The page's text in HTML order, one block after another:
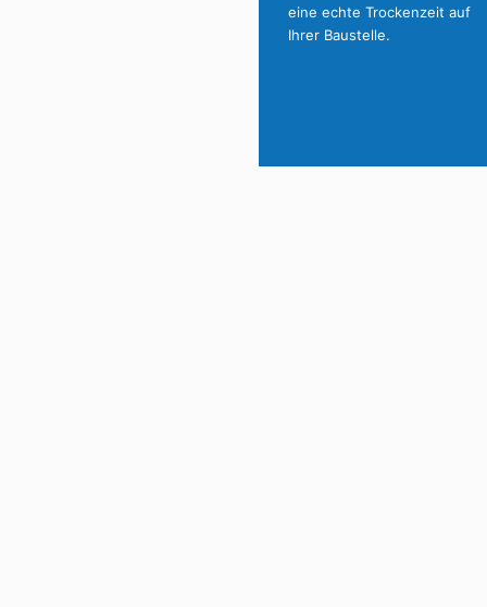
eine echte Trockenzeit auf
Ihrer Baustelle.